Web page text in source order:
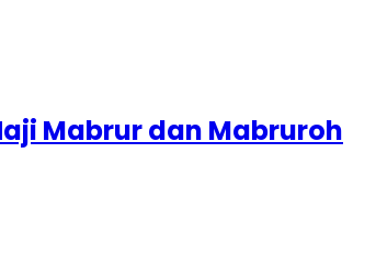
Mabrur dan Mabruroh